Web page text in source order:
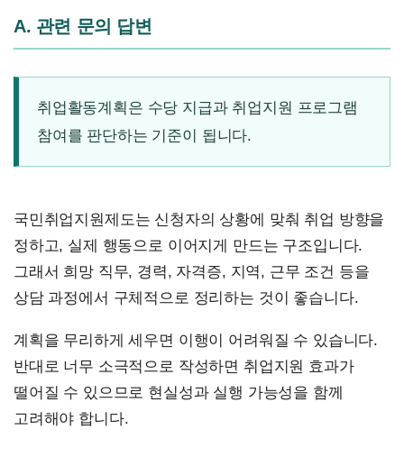
A. 관련 문의 답변
취업활동계획은 수당 지급과 취업지원 프로그램
참여를 판단하는 기준이 됩니다.
국민취업지원제도는 신청자의 상황에 맞춰 취업 방향을
정하고, 실제 행동으로 이어지게 만드는 구조입니다.
그래서 희망 직무, 경력, 자격증, 지역, 근무 조건 등을
상담 과정에서 구체적으로 정리하는 것이 좋습니다.
계획을 무리하게 세우면 이행이 어려워질 수 있습니다.
반대로 너무 소극적으로 작성하면 취업지원 효과가
떨어질 수 있으므로 현실성과 실행 가능성을 함께
고려해야 합니다.